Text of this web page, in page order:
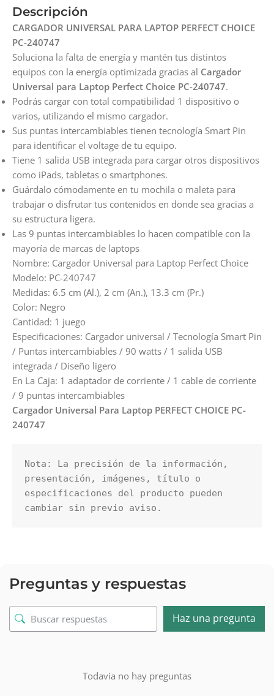
Descripción
CARGADOR UNIVERSAL PARA LAPTOP PERFECT CHOICE
PC-240747
Soluciona la falta de energía y mantén tus distintos
equipos con la energía optimizada gracias al Cargador
Universal para Laptop Perfect Choice PC-240747.
Podrás cargar con total compatibilidad 1 dispositivo o
varios, utilizando el mismo cargador.
Sus puntas intercambiables tienen tecnología Smart Pin
para identificar el voltage de tu equipo.
Tiene 1 salida USB integrada para cargar otros dispositivos
como iPads, tabletas o smartphones.
Guárdalo cómodamente en tu mochila o maleta para
trabajar o disfrutar tus contenidos en donde sea gracias a
su estructura ligera.
Las 9 puntas intercambiables lo hacen compatible con la
mayoría de marcas de laptops
Nombre: Cargador Universal para Laptop Perfect Choice
Modelo: PC-240747
Medidas: 6.5 cm (Al.), 2 cm (An.), 13.3 cm (Pr.)
Color: Negro
Cantidad: 1 juego
Especificaciones: Cargador universal / Tecnología Smart Pin
/ Puntas intercambiables / 90 watts / 1 salida USB
integrada / Diseño ligero
En La Caja: 1 adaptador de corriente / 1 cable de corriente
/ 9 puntas intercambiables
Cargador Universal Para Laptop PERFECT CHOICE PC-
240747
Nota: La precisión de la información,
presentación, imágenes, título o
especificaciones del producto pueden
cambiar sin previo aviso.
Preguntas y respuestas
Haz una pregunta
Todavía no hay preguntas